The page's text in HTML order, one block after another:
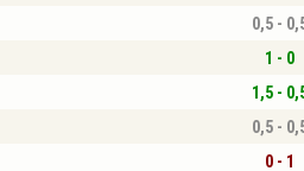
0,5 -
1 - 0
1,5 -
0,5 -
0 - 1